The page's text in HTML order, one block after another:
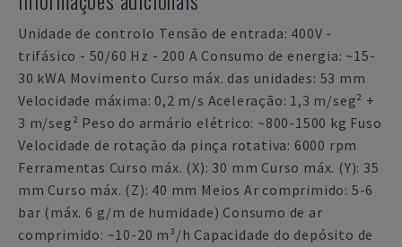
Unidade de controlo Tensão de entrada: 400V -
trifásico - 50/60 Hz - 200 A Consumo de energia: ~15-
30 kWA Movimento Curso máx. das unidades: 53 mm
Velocidade máxima: 0,2 m/s Aceleração: 1,3 m/seg² +
3 m/seg² Peso do armário elétrico: ~800-1500 kg Fuso
Velocidade de rotação da pinça rotativa: 6000 rpm
Ferramentas Curso máx. (X): 30 mm Curso máx. (Y): 35
mm Curso máx. (Z): 40 mm Meios Ar comprimido: 5-6
bar (máx. 6 g/m de humidade) Consumo de ar
comprimido: ~10-20 m³/h Capacidade do depósito de